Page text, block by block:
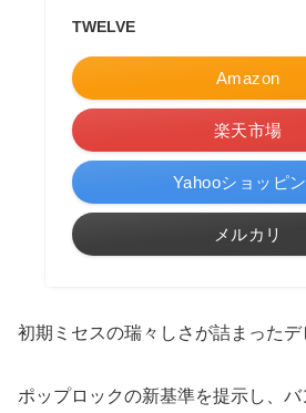
TWELVE
Amazon
楽天市場
Yahooショッピ
メルカリ
初期ミセスの瑞々しさが詰まったデ
ポップロックの新基準を提示し、